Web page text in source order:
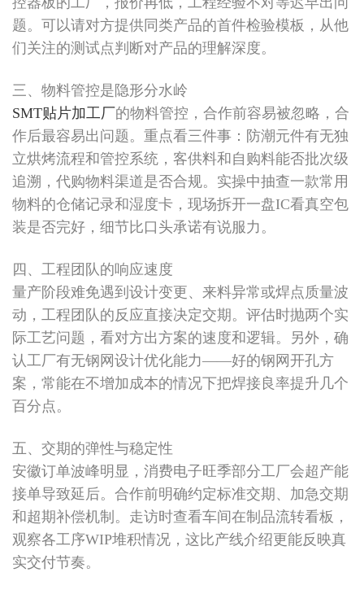
题。可以请对方提供同类产品的首件检验模板，从他
们关注的测试点判断对产品的理解深度。
三、物料管控是隐形分水岭
SMT贴片加工厂的物料管控，合作前容易被忽略，合
作后最容易出问题。重点看三件事：防潮元件有无独
立烘烤流程和管控系统，客供料和自购料能否批次级
追溯，代购物料渠道是否合规。实操中抽查一款常用
物料的仓储记录和湿度卡，现场拆开一盘IC看真空包
装是否完好，细节比口头承诺有说服力。
四、工程团队的响应速度
量产阶段难免遇到设计变更、来料异常或焊点质量波
动，工程团队的反应直接决定交期。评估时抛两个实
际工艺问题，看对方出方案的速度和逻辑。另外，确
认工厂有无钢网设计优化能力——好的钢网开孔方
案，常能在不增加成本的情况下把焊接良率提升几个
百分点。
五、交期的弹性与稳定性
安徽订单波峰明显，消费电子旺季部分工厂会超产能
接单导致延后。合作前明确约定标准交期、加急交期
和超期补偿机制。走访时查看车间在制品流转看板，
观察各工序WIP堆积情况，这比产线介绍更能反映真
实交付节奏。